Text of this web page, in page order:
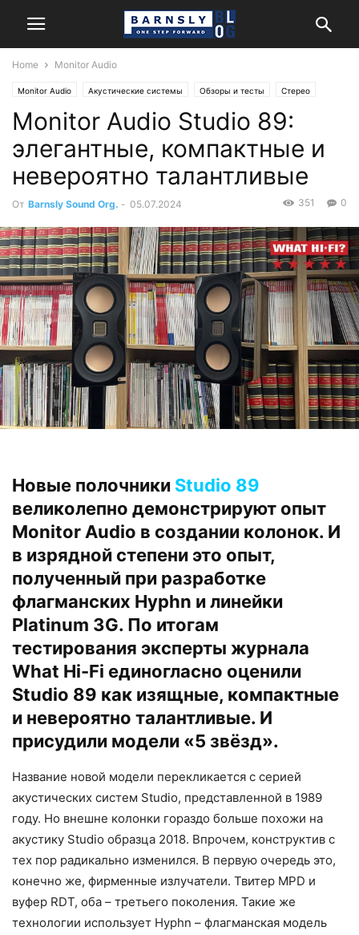
Home Monitor Audio
Monitor Audio Акустические системы Обзоры и тесты Стерео
Monitor Audio Studio 89:
элегантные, компактные и
невероятно талантливые
От Barnsly Sound Org. - 05.07.2024 0
351
Новые полочники Studio 89
великолепно демонстрируют опыт
Monitor Audio в создании колонок. И
в изрядной степени это опыт,
полученный при разработке
флагманских Hyphn и линейки
Platinum 3G. По итогам
тестирования эксперты журнала
What Hi-Fi единогласно оценили
Studio 89 как изящные, компактные
и невероятно талантливые. И
присудили модели «5 звёзд».
Название новой модели перекликается с серией
акустических систем Studio, представленной в 1989
году. Но внешне колонки гораздо больше похожи на
акустику Studio образца 2018. Впрочем, конструктив с
тех пор радикально изменился. В первую очередь это,
конечно же, фирменные излучатели. Твитер MPD и
вуфер RDT, оба – третьего поколения. Такие же
технологии использует Hyphn – флагманская модель